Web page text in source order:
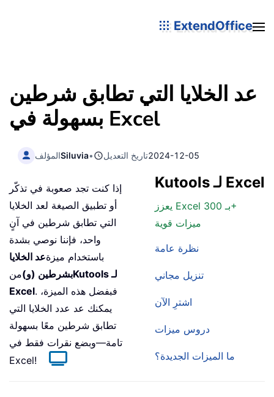
ExtendOffice
عد الخلايا التي تطابق شرطين
بسهولة في Excel
المؤلفSiluvia• تاريخ التعديل2024-12-05
Kutools لـ Excel
يعزز Excel بـ 300+
ميزات قوية
نظرة عامة
تنزيل مجاني
اشترِ الآن
دروس ميزات
ما الميزات الجديدة؟
إذا كنت تجد صعوبة في تذكّر
أو تطبيق الصيغة لعد الخلايا
التي تطابق شرطين في آنٍ
واحد، فإننا نوصي بشدة
باستخدام ميزةعد الخلايا
بشرطين (و)من
Kutools لـ
Excel. فبفضل هذه الميزة،
يمكنك عد عدد الخلايا التي
تطابق شرطين معًا بسهولة
تامة—وبضع نقرات فقط في
Excel!